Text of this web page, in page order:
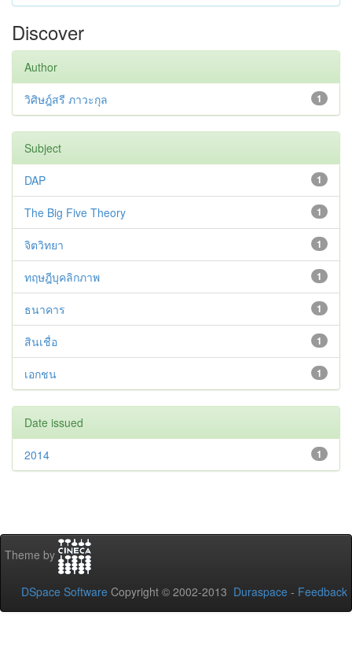
Discover
Author
1
วิศิษฎ์สรี ภาวะกุล
Subject
1
DAP
1
The Big Five Theory
1
จิตวิทยา
1
ทฤษฎีบุคลิกภาพ
1
ธนาคาร
1
สินเชื่อ
1
เอกชน
Date issued
1
2014
Theme by
DSpace Software Copyright © 2002-2013 Duraspace - Feedback